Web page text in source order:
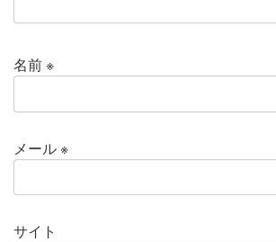
名前※
メール※
サイト